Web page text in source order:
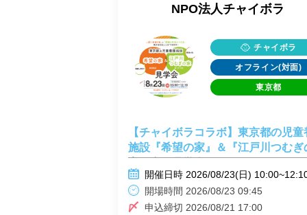
NPO法人チャイボラ
チャイボラ
オフライン(対面)
東京都
【チャイボラコラボ】東京都の児童
施設『希望の家』＆『江戸川つむぎ
開催日時 2026/08/23(日)
開場時間 2026/08/23 09:45
申込締切 2026/08/21 17:00